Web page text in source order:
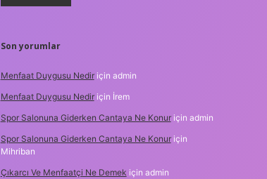
Son yorumlar
Menfaat Duygusu Nediriçin admin
Menfaat Duygusu Nediriçin İrem
Spor Salonuna Giderken Cantaya Ne Konuriçin admin
Spor Salonuna Giderken Cantaya Ne Konuriçin
Mihriban
Çıkarcı Ve Menfaatçi Ne Demek için admin